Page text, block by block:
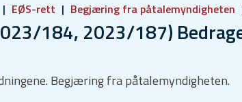
EØS-rett Begjæring fra påtalemyndigheten
184, 2023/187)
Begjæring fra påtalemyndigheten.